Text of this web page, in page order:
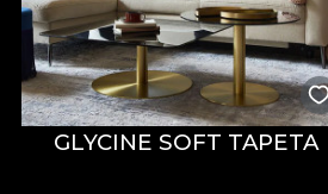
GLYCINE SOFT TAPETA